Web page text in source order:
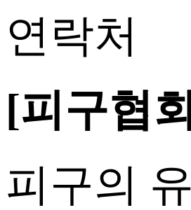
연락처
[피구협
피구의